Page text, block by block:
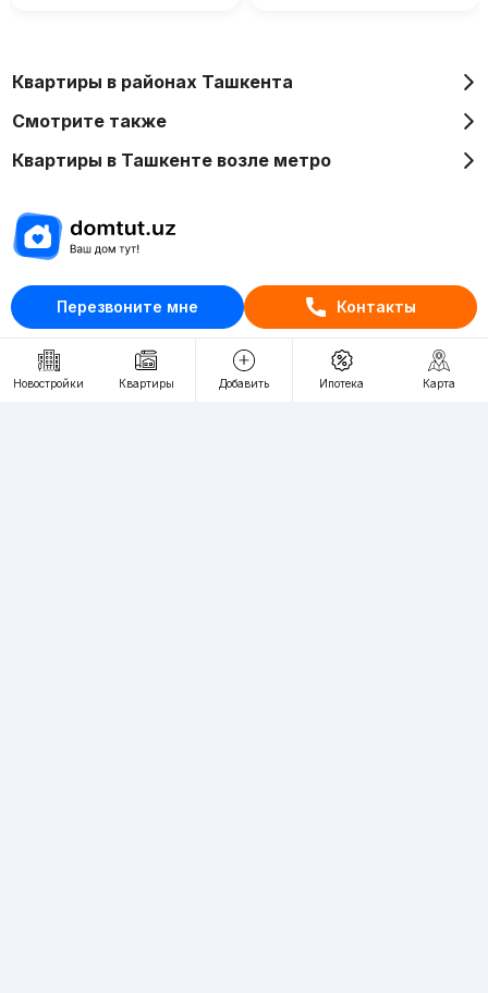
Перезвоните мне Контакты
Новостройки Квартиры Добавить Ипотека Карта
Квартиры в районах Ташкента
Смотрите также
Квартиры в Ташкенте возле метро
Отдел рекламы
+998 (78) 113-20-86
+998 (93) 390-30-10
Пн-Пт. С 9:30 до 18:00